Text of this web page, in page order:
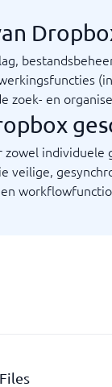
zoek- en
zowel individuele
veilige,